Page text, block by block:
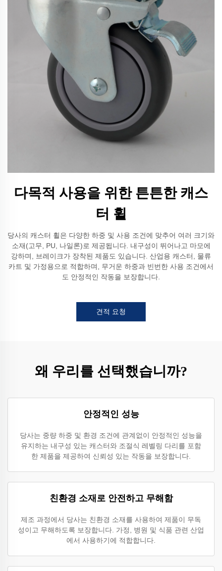
다목적 사용을 위한 튼튼한 캐스
터 휠
당사의 캐스터 휠은 다양한 하중 및 사용 조건에 맞추어 여러 크기와
소재(고무, PU, 나일론)로 제공됩니다. 내구성이 뛰어나고 마모에
강하며, 브레이크가 장착된 제품도 있습니다. 산업용 캐스터, 물류
카트 및 가정용으로 적합하며, 무거운 하중과 빈번한 사용 조건에서
도 안정적인 작동을 보장합니다.
견적 요청
왜 우리를 선택했습니까?
안정적인 성능
당사는 중량 하중 및 환경 조건에 관계없이 안정적인 성능을
유지하는 내구성 있는 캐스터와 조절식 레벨링 다리를 포함
한 제품을 제공하여 신뢰성 있는 작동을 보장합니다.
친환경 소재로 안전하고 무해함
제조 과정에서 당사는 친환경 소재를 사용하여 제품이 무독
성이고 무해하도록 보장합니다. 가정, 병원 및 식품 관련 산업
에서 사용하기에 적합합니다.